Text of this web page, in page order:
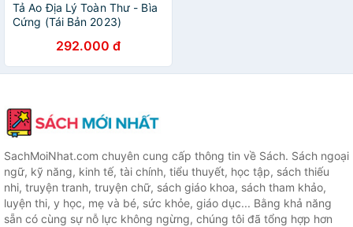
Tả Ao Địa Lý Toàn Thư - Bìa
Cứng (Tái Bản 2023)
292.000 đ
SachMoiNhat.com chuyên cung cấp thông tin về Sách. Sách ngoại
ngữ, kỹ năng, kinh tế, tài chính, tiểu thuyết, học tập, sách thiếu
nhi, truyện tranh, truyện chữ, sách giáo khoa, sách tham khảo,
luyện thi, y học, mẹ và bé, sức khỏe, giáo dục... Bằng khả năng
sẵn có cùng sự nỗ lực không ngừng, chúng tôi đã tổng hợp hơn